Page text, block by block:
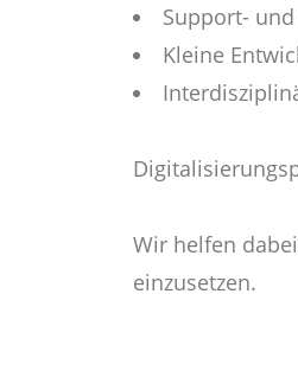
Support-
Kleine
Wir helfen
einzusetzen.